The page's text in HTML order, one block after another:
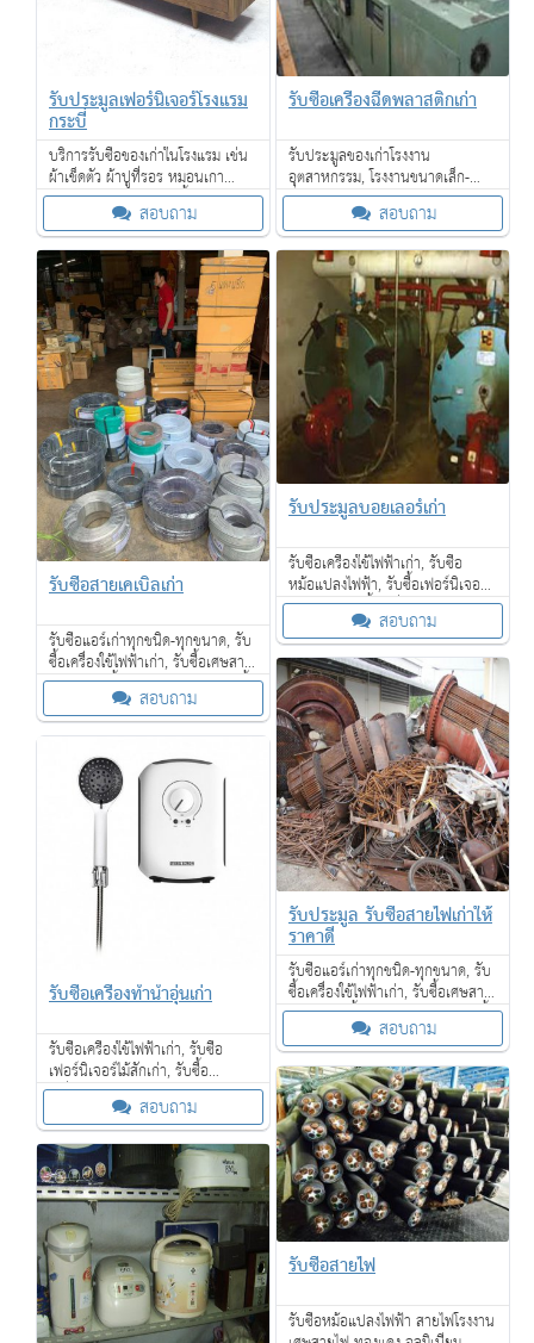
รับประมูลเฟอร์นิเจอร์โรงแรม
กระบี่
บริการรับซื้อของเก่าในโรงแรม เช่น
ผ้าเช็ดตัว ผ้าปูที่รอร หมอนเกา
เฟอร์นิเจอร์ โคมไฟ กาน้ำร้อน ไดร์
เป่าผม โซฟา เตียงนอน ที่นอน และ
อื่น ๆ
สอบถาม
รับซื้อเครื่องฉีดพลาสติกเก่า
รับประมูลของเก่าโรงงาน
อุตสาหกรรม, โรงงานขนาดเล็ก-
ขนาดใหญ่, โรงแรม, โรงงาน SME,
ร้านค้า รับซื้อเครื่องจักรเก่าขนาด
ใหญ่ให้ราคาดี
สอบถาม
รับซื้อสายเคเบิ้ลเก่า
รับซื้อแอร์เก่าทุกชนิด-ทุกขนาด, รับ
ซื้อเครื่องใช้ไฟฟ้าเก่า, รับซื้อเศษสาย
ไฟเก่า, รับซื้อหม้อแปลงไฟฟ้า, รับซื้อ
เฟอร์นิเจอร์ไม้สักเก่าสอบถาม
รับประมูลบอยเลอร์เก่า
รับซื้อเครื่องใช้ไฟฟ้าเก่า, รับซื้อ
หม้อแปลงไฟฟ้า, รับซื้อเฟอร์นิเจอร์
ไม้สักเก่า, รับซื้อเครื่องจักรเก่าขนาด
ใหญ่ และเรายังรับซื้อของเก่าใน
โรงแรม
สอบถาม
รับประมูล รับซื้อสายไฟเก่าให้
ราคาดี
รับซื้อแอร์เก่าทุกชนิด-ทุกขนาด, รับ
ซื้อเครื่องใช้ไฟฟ้าเก่า, รับซื้อเศษสาย
ไฟเก่า, รับซื้อหม้อแปลงไฟฟ้า, รับซื้อ
เฟอร์นิเจอร์ไม้สักเก่าสอบถาม
รับซื้อเครื่องทำน้ำอุ่นเก่า
รับซื้อเครื่องใช้ไฟฟ้าเก่า, รับซื้อ
เฟอร์นิเจอร์ไม้สักเก่า, รับซื้อ
เครื่องจักรเก่าขนาดใหญ่ให้ราคาดี,
และรับซื้อของเก่าในโรงแรม ให้ราคา
ดี
สอบถาม
รับซื้อสายไฟ
รับซื้อหม้อแปลงไฟฟ้า สายไฟโรงงาน